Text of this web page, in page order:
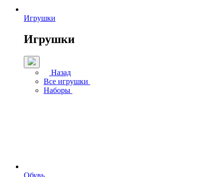
Игрушки
Игрушки
Назад
Все игрушки
Наборы